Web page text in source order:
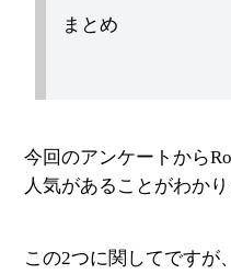
まとめ
今回のアンケートから
人気があることがわかり
この2つに関してですが